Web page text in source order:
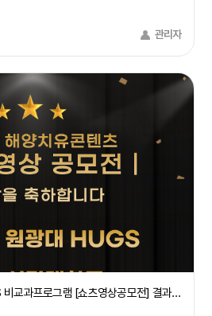
관리자
[공통] [원광대학교] HUSS 비교과프로그램 [쇼츠영상공모전] 결과 공지